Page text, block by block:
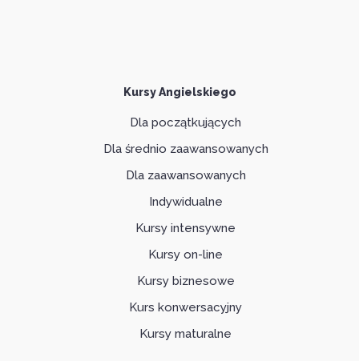
Kursy Angielskiego
Dla początkujących
Dla średnio zaawansowanych
Dla zaawansowanych
Indywidualne
Kursy intensywne
Kursy on-line
Kursy biznesowe
Kurs konwersacyjny
Kursy maturalne